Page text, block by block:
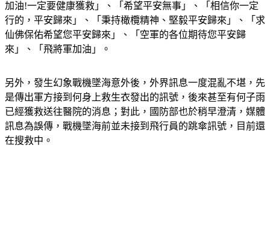
加油!一定要健康獲救」、「希望平安無事」、「相信你一定
行的，平安歸來」、「秉持橄欖精神、堅毅平安歸來」、「求
仙佛保佑希望您平安歸來」、「空軍的各位期待您平安歸
來」、「飛將軍加油」。
另外，發生幻象戰機墜海意外後，外界訊息一度混亂不堪，先
是傳出軍方接到何身上救生衣發出的訊號，後來甚至有何子雨
已經獲救送往醫院的消息；對此，國防部也於稍早澄清，媒體
訊息為誤傳，戰機墜海前並未接到飛行員的跳傘訊號，目前還
在搜救中。